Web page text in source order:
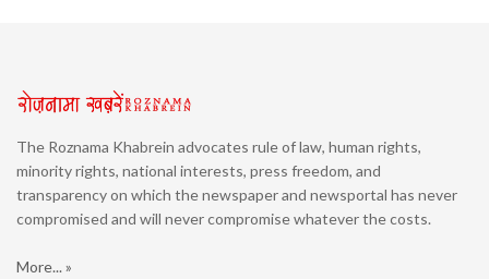
The Roznama Khabrein advocates rule of law, human rights,
minority rights, national interests, press freedom, and
transparency on which the newspaper and newsportal has never
compromised and will never compromise whatever the costs.
More... »